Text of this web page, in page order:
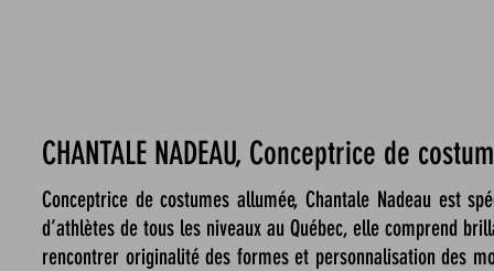
CHANTALE NADEAU, Conceptrice de
Conceptrice de costumes allumée, Chantale Nadeau est
d’athlètes de tous les niveaux au Québec, elle comprend
rencontrer originalité des formes et personnalisation des